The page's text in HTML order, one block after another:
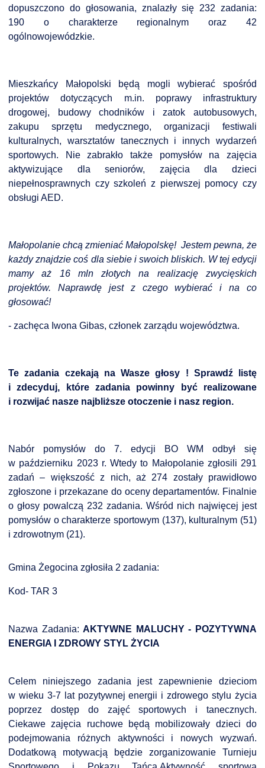
CZYSTE POWIETRZE
EWIDENCJA EMISYJNOŚCI BUDYNKÓW (CEEB)
dopuszczono do głosowania, znalazły się 232 zadania:
190 o charakterze regionalnym oraz 42
ogólnowojewódzkie.
Mieszkańcy Małopolski będą mogli wybierać spośród
projektów dotyczących m.in. poprawy infrastruktury
drogowej, budowy chodników i zatok autobusowych,
zakupu sprzętu medycznego, organizacji festiwali
kulturalnych, warsztatów tanecznych i innych wydarzeń
sportowych. Nie zabrakło także pomysłów na zajęcia
aktywizujące dla seniorów, zajęcia dla dzieci
niepełnosprawnych czy szkoleń z pierwszej pomocy czy
obsługi AED.
Małopolanie chcą zmieniać Małopolskę! Jestem pewna, że
każdy znajdzie coś dla siebie i swoich bliskich. W tej edycji
mamy aż 16 mln złotych na realizację zwycięskich
projektów. Naprawdę jest z czego wybierać i na co
głosować!
- zachęca Iwona Gibas, członek zarządu województwa.
Te zadania czekają na Wasze głosy ! Sprawdź listę
i zdecyduj, które zadania powinny być realizowane
i rozwijać nasze najbliższe otoczenie i nasz region.
Nabór pomysłów do 7. edycji BO WM odbył się
w październiku 2023 r. Wtedy to Małopolanie zgłosili 291
zadań – większość z nich, aż 274 zostały prawidłowo
zgłoszone i przekazane do oceny departamentów. Finalnie
o głosy powalczą 232 zadania. Wśród nich najwięcej jest
pomysłów o charakterze sportowym (137), kulturalnym (51)
i zdrowotnym (21).
Gmina Żegocina zgłosiła 2 zadania:
Kod- TAR 3
Nazwa Zadania:AKTYWNE MALUCHY - POZYTYWNA
ENERGIA I ZDROWY STYL ŻYCIA
Celem niniejszego zadania jest zapewnienie dzieciom
w wieku 3-7 lat pozytywnej energii i zdrowego stylu życia
poprzez dostęp do zajęć sportowych i tanecznych.
Ciekawe zajęcia ruchowe będą mobilizowały dzieci do
podejmowania różnych aktywności i nowych wyzwań.
Dodatkową motywacją będzie zorganizowanie Turnieju